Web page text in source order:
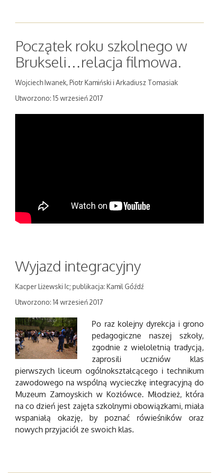
Początek roku szkolnego w
Brukseli…relacja filmowa.
Wojciech Iwanek, Piotr Kamiński i Arkadiusz Tomasiak
Utworzono: 15 wrzesień 2017
Wyjazd integracyjny
Kacper Liżewski Ic; publikacja: Kamil Góźdź
Utworzono: 14 wrzesień 2017
Po raz kolejny dyrekcja i grono
pedagogiczne naszej szkoły,
zgodnie z wieloletnią tradycją,
zaprosili uczniów klas
pierwszych liceum ogólnokształcącego i technikum
zawodowego na wspólną wycieczkę integracyjną do
Muzeum Zamoyskich w Kozłówce. Młodzież, która
na co dzień jest zajęta szkolnymi obowiązkami, miała
wspaniałą okazję, by poznać rówieśników oraz
nowych przyjaciół ze swoich klas.